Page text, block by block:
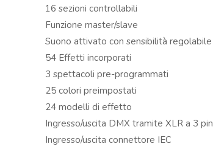
16 sezioni controllabili
Funzione master/slave
Suono attivato con sensibilità regolabile
54 Effetti incorporati
3 spettacoli pre-programmati
25 colori preimpostati
24 modelli di effetto
Ingresso/uscita DMX tramite XLR a 3 pin
Ingresso/uscita connettore IEC